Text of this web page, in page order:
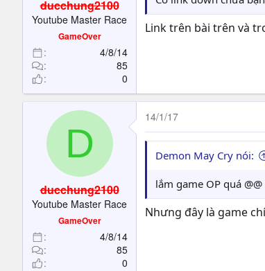
ducchung2100
Youtube Master Race
GameOver
4/8/14
85
0
Link trên bài trên và
D
ducchung2100
Youtube Master Race
GameOver
4/8/14
85
0
14/1/17
Demon May Cry nói:
lắm game OP quá @@
Nhưng đây là game